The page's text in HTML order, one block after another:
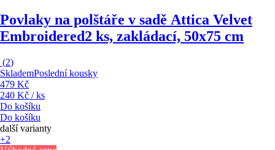
Povlaky na polštáře v sadě Attica Velvet
Embroidered2 ks, zakládací, 50x75 cm
(2)
SklademPoslední kousky
479 Kč
240 Kč / ks
Do košíku
Do košíku
další varianty
+2